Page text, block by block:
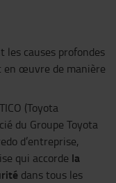
les causes profondes
en œuvre de manière
(Toyota
du Groupe Toyota
d’entreprise,
qui accorde la
dans tous les